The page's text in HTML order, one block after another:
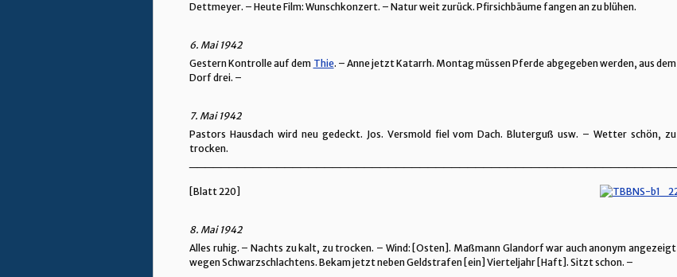
Dettmeyer. – Heute Film: Wunschkonzert. – Natur weit zurück. Pfirsichbäume fangen an zu blühen.
6. Mai 1942
Gestern Kontrolle auf dem Thie. – Anne jetzt Katarrh. Montag müssen Pferde abgegeben werden, aus dem
Dorf drei. –
7. Mai 1942
Pastors Hausdach wird neu gedeckt. Jos. Versmold fiel vom Dach. Bluterguß usw. – Wetter schön, zu
trocken.
[Blatt 220]
8. Mai 1942
Alles ruhig. – Nachts zu kalt, zu trocken. – Wind: [Osten]. Maßmann Glandorf war auch anonym angezeigt
wegen Schwarzschlachtens. Bekam jetzt neben Geldstrafen [ein] Vierteljahr [Haft]. Sitzt schon. –